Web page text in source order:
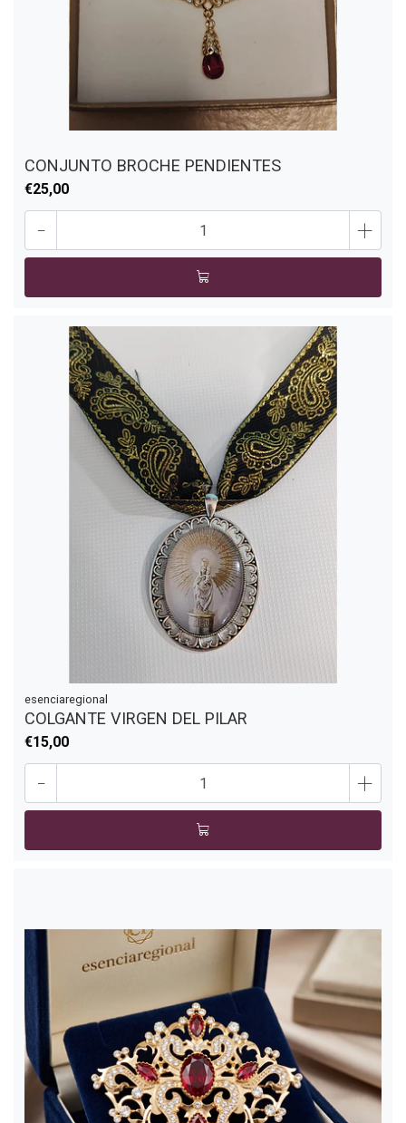
CONJUNTO BROCHE PENDIENTES
€25,00
- +
esenciaregional
COLGANTE VIRGEN DEL PILAR
€15,00
- +